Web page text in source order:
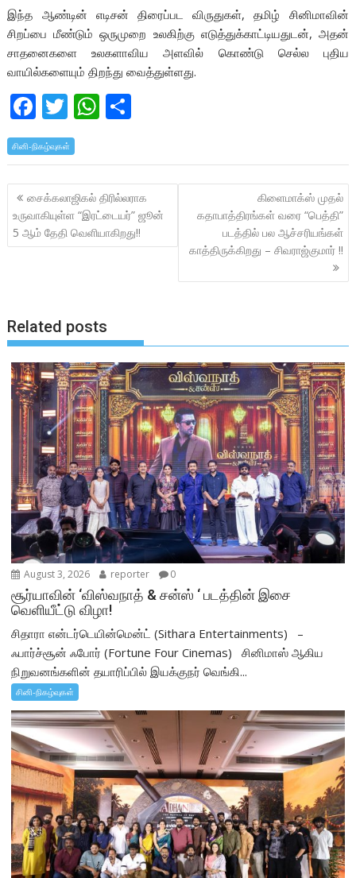
இந்த ஆண்டின் எடிசன் திரைப்பட விருதுகள், தமிழ் சினிமாவின்
சிறப்பை மீண்டும் ஒருமுறை உலகிற்கு எடுத்துக்காட்டியதுடன், அதன்
சாதனைகளை உலகளாவிய அளவில் கொண்டு செல்ல புதிய
வாயில்களையும் திறந்து வைத்துள்ளது.
F
ac
e
b
o
o
k
T
w
itt
er
W
at
s
A
p
p
ar
e
சினி-நிகழ்வுகள்
Post
navigation
சைக்கலாஜிகல் திரில்லராக
உருவாகியுள்ள “இரட்டையர்” ஜூன்
5 ஆம் தேதி வெளியாகிறது!!
கிளைமாக்ஸ் முதல்
கதாபாத்திரங்கள் வரை “பெத்தி”
படத்தில் பல ஆச்சரியங்கள்
காத்திருக்கிறது – சிவராஜ்குமார் !!
Related posts
August 3, 2026 reporter 0
சூர்யாவின் ‘விஸ்வநாத் & சன்ஸ் ‘ படத்தின் இசை
வெளியீட்டு விழா!
சிதாரா என்டர்டெயின்மென்ட் (Sithara Entertainments) –
ஃபார்ச்சூன் ஃபோர் (Fortune Four Cinemas) சினிமாஸ் ஆகிய
நிறுவனங்களின் தயாரிப்பில் இயக்குநர் வெங்கி...
சினி-நிகழ்வுகள்